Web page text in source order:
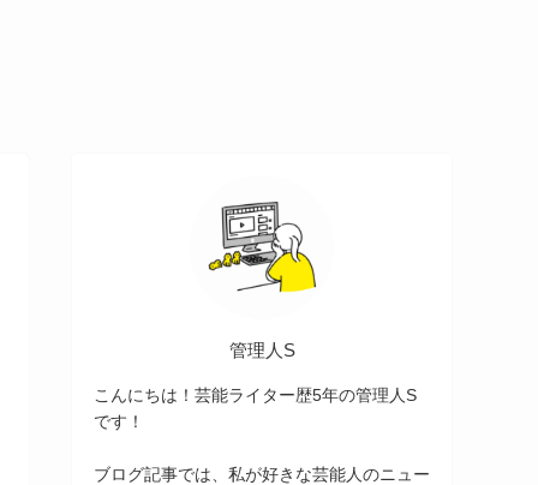
管理人S
こんにちは！芸能ライター歴5年の管理人S
です！
ブログ記事では、私が好きな芸能人のニュー